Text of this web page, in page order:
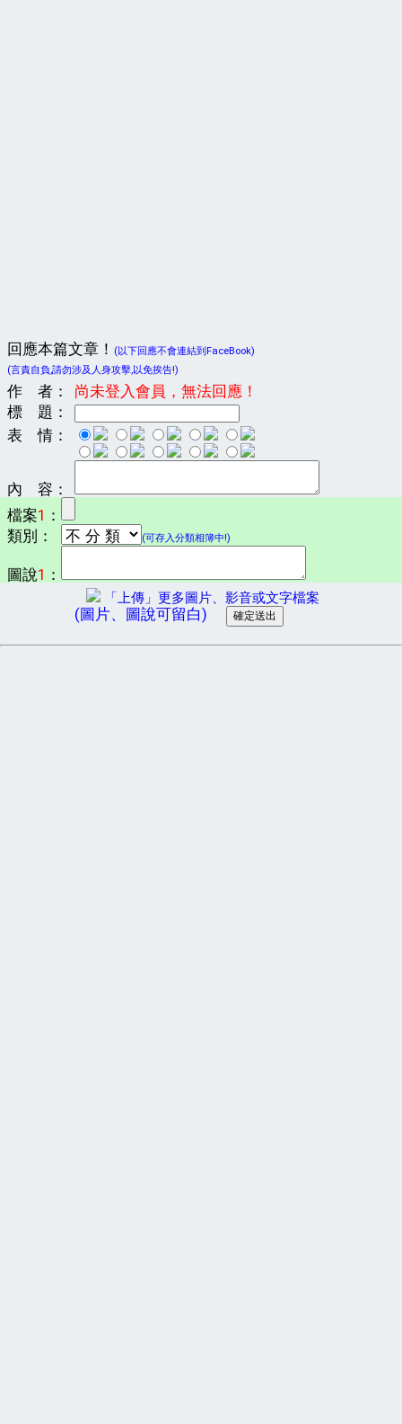
回應本篇文章！
(以下回應不會連結到FaceBook)
(言責自負,請勿涉及人身攻擊,以免挨告!)
作 者：
尚未登入會員，無法回應！
標 題：
表 情：
內 容：
檔案1 ：
類別：
(可存入分類相簿中!)
圖說1 ：
「上傳」更多圖片、影音或文字檔案
(圖片、圖說可留白)